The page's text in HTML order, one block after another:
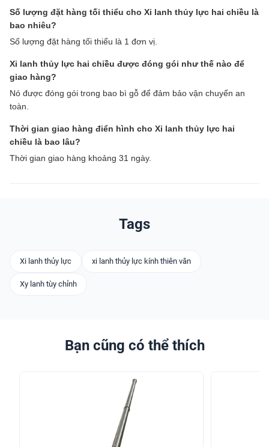
Số lượng đặt hàng tối thiểu cho Xi lanh thủy lực hai chiều là
bao nhiêu?
Số lượng đặt hàng tối thiểu là 1 đơn vị.
Xi lanh thủy lực hai chiều được đóng gói như thế nào để
giao hàng?
Nó được đóng gói trong bao bì gỗ để đảm bảo vận chuyển an
toàn.
Thời gian giao hàng điển hình cho Xi lanh thủy lực hai
chiều là bao lâu?
Thời gian giao hàng khoảng 31 ngày.
Tags
Xi lanh thủy lực xi lanh thủy lực kính thiên văn
Xy lanh tùy chỉnh
Bạn cũng có thể thích